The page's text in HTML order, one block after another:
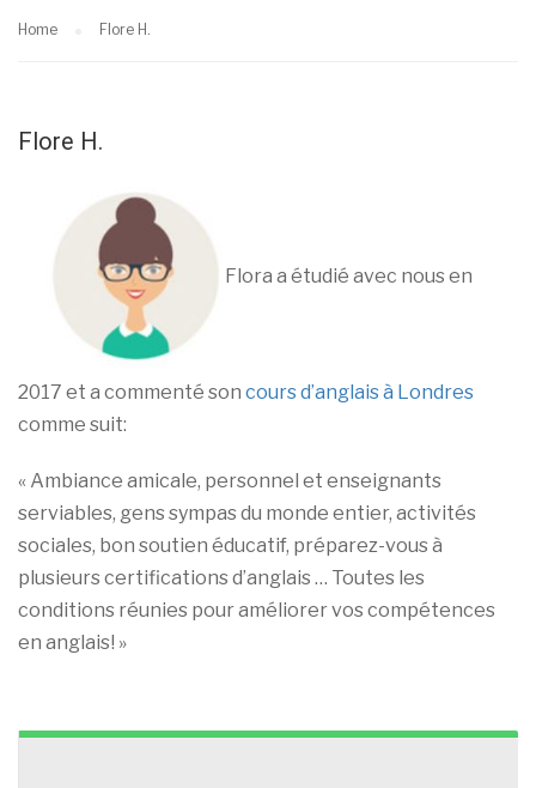
Home Flore H.
Flore H.
Flora a étudié avec nous en
2017 et a commenté son cours d’anglais à Londres
comme suit:
« Ambiance amicale, personnel et enseignants
serviables, gens sympas du monde entier, activités
sociales, bon soutien éducatif, préparez-vous à
plusieurs certifications d’anglais … Toutes les
conditions réunies pour améliorer vos compétences
en anglais! »